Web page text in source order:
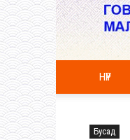
НҮҮР
Бусад